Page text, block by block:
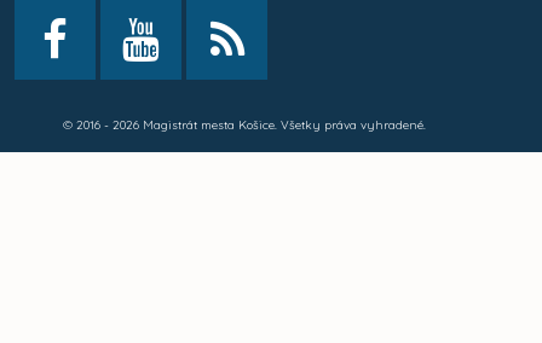
© 2016 - 2026 Magistrát mesta Košice. Všetky práva vyhradené.